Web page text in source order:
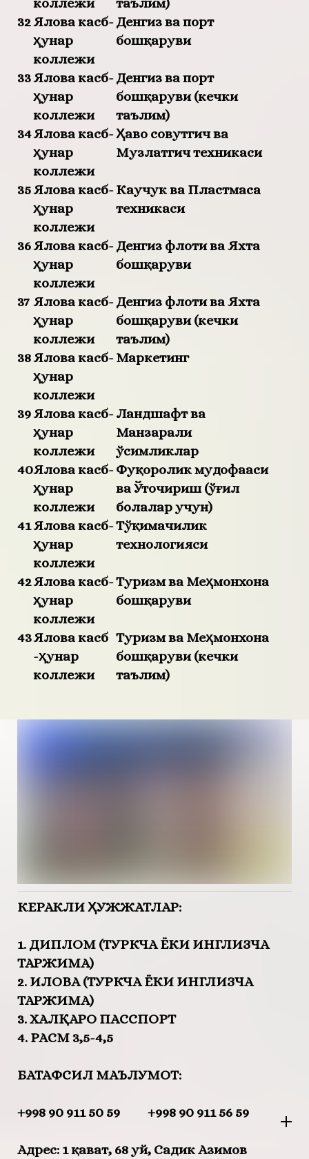
коллежи
таълим)
32Ялова касб-
ҳунар
коллежи
Денгиз ва порт
бошқаруви
33Ялова касб-
ҳунар
коллежи
Денгиз ва порт
бошқаруви (кечки
таълим)
34Ялова касб-
ҳунар
коллежи
Ҳаво совутгич ва
Музлатгич техникаси
35Ялова касб-
ҳунар
коллежи
Каучук ва Пластмаса
техникаси
36Ялова касб-
ҳунар
коллежи
Денгиз флоти ва Яхта
бошқаруви
37 Ялова касб-
ҳунар
коллежи
Денгиз флоти ва Яхта
бошқаруви (кечки
таълим)
38Ялова касб-
ҳунар
коллежи
Маркетинг
39Ялова касб-
ҳунар
коллежи
Ландшафт ва
Манзарали
ўсимликлар
40Ялова касб-
ҳунар
коллежи
Фуқоролик мудофааси
ва Ўточириш (ўғил
болалар учун)
41Ялова касб-
ҳунар
коллежи
Тўқимачилик
технологияси
42Ялова касб-
ҳунар
коллежи
Туризм ва Меҳмонхона
бошқаруви
43Ялова касб
-ҳунар
коллежи
Туризм ва Меҳмонхона
бошқаруви (кечки
таълим)
КЕРАКЛИ ҲУЖЖАТЛАР:
1. ДИПЛОМ (ТУРКЧА ЁКИ ИНГЛИЗЧА
ТАРЖИМА)
2. ИЛОВА (ТУРКЧА ЁКИ ИНГЛИЗЧА
ТАРЖИМА)
3. ХАЛҚАРО ПАССПОРТ
4. РАСМ 3,5-4,5
БАТАФСИЛ МАЪЛУМОТ:
+998 90 911 50 59 +998 90 911 56 59
Адрес: 1 қават, 68 уй, Садик Азимов